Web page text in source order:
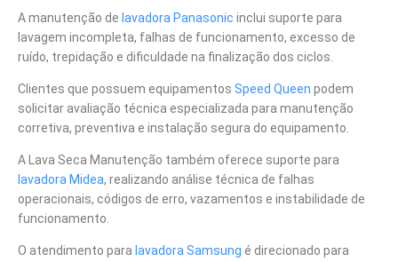
A manutenção de lavadora Panasonic inclui suporte para
lavagem incompleta, falhas de funcionamento, excesso de
ruído, trepidação e dificuldade na finalização dos ciclos.
Clientes que possuem equipamentos Speed Queen podem
solicitar avaliação técnica especializada para manutenção
corretiva, preventiva e instalação segura do equipamento.
A Lava Seca Manutenção também oferece suporte para
lavadora Midea, realizando análise técnica de falhas
operacionais, códigos de erro, vazamentos e instabilidade de
funcionamento.
O atendimento para lavadora Samsung é direcionado para